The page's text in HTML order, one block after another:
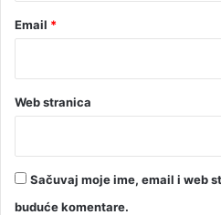
Email *
Web stranica
Sačuvaj moje ime, email i web
buduće komentare.